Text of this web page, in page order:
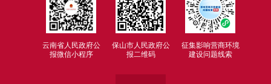
云南省人民政府公
报微信小程序
保山市人民政府公
报二维码
征集影响营商环境
建设问题线索